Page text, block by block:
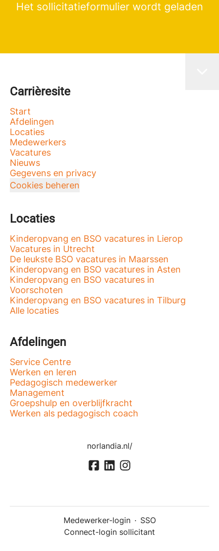
Het sollicitatieformulier wordt geladen
Carrièresite
Start
Afdelingen
Locaties
Medewerkers
Vacatures
Nieuws
Gegevens en privacy
Cookies beheren
Locaties
Kinderopvang en BSO vacatures in Lierop
Vacatures in Utrecht
De leukste BSO vacatures in Maarssen
Kinderopvang en BSO vacatures in Asten
Kinderopvang en BSO vacatures in
Voorschoten
Kinderopvang en BSO vacatures in Tilburg
Alle locaties
Afdelingen
Service Centre
Werken en leren
Pedagogisch medewerker
Management
Groepshulp en overblijfkracht
Werken als pedagogisch coach
norlandia.nl/
Medewerker-login · SSO
Connect-login sollicitant